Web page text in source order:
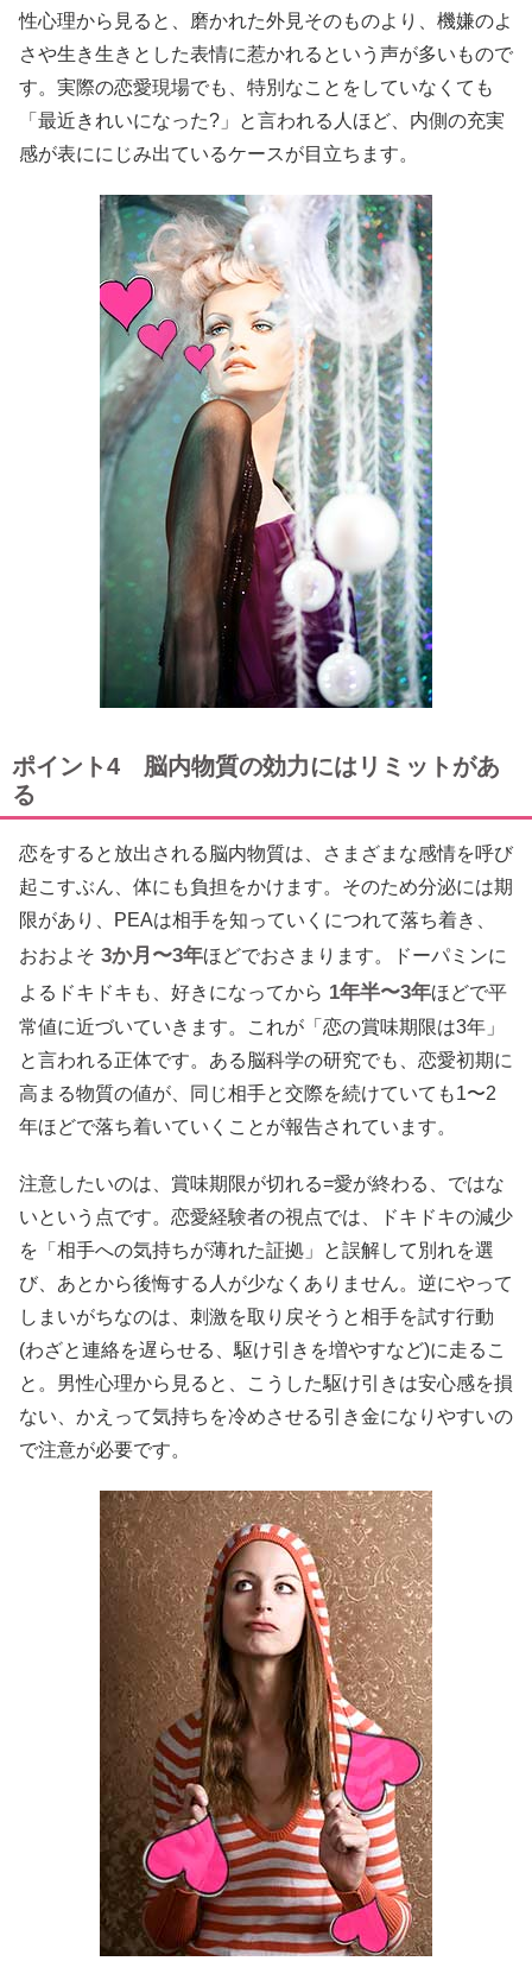
性心理から見ると、磨かれた外見そのものより、機嫌のよ
さや生き生きとした表情に惹かれるという声が多いもので
す。実際の恋愛現場でも、特別なことをしていなくても
「最近きれいになった?」と言われる人ほど、内側の充実
感が表ににじみ出ているケースが目立ちます。
ポイント4 脳内物質の効力にはリミットがあ
る
恋をすると放出される脳内物質は、さまざまな感情を呼び
起こすぶん、体にも負担をかけます。そのため分泌には期
限があり、PEAは相手を知っていくにつれて落ち着き、
おおよそ 3か月〜3年ほどでおさまります。ドーパミンに
よるドキドキも、好きになってから 1年半〜3年ほどで平
常値に近づいていきます。これが「恋の賞味期限は3年」
と言われる正体です。ある脳科学の研究でも、恋愛初期に
高まる物質の値が、同じ相手と交際を続けていても1〜2
年ほどで落ち着いていくことが報告されています。
注意したいのは、賞味期限が切れる=愛が終わる、ではな
いという点です。恋愛経験者の視点では、ドキドキの減少
を「相手への気持ちが薄れた証拠」と誤解して別れを選
び、あとから後悔する人が少なくありません。逆にやって
しまいがちなのは、刺激を取り戻そうと相手を試す行動
(わざと連絡を遅らせる、駆け引きを増やすなど)に走るこ
と。男性心理から見ると、こうした駆け引きは安心感を損
ない、かえって気持ちを冷めさせる引き金になりやすいの
で注意が必要です。